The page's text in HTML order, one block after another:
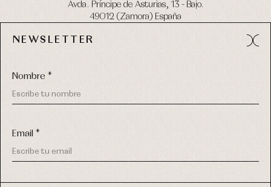
Avda. Príncipe de Asturias, 13 - Bajo.
49012 (Zamora) España
Tel: 980 049 683
NEWSLETTER
Nombre *
Email *